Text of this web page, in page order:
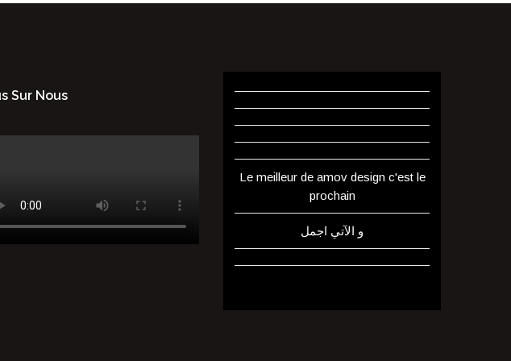
Sur Nous
Le meilleur de amov design c'est le
prochain
و الآتي اجمل